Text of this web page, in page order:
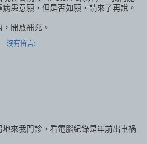
患意願，但是否如願，請來了再說。
開放補充。
沒有留言:
來我門診，看電腦紀錄是年前出車禍